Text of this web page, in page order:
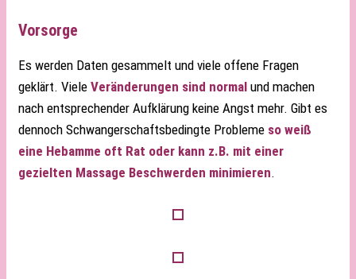
Vorsorge
Es werden Daten gesammelt und viele offene Fragen
geklärt. Viele Veränderungen sind normal und machen
nach entsprechender Aufklärung keine Angst mehr. Gibt es
dennoch Schwangerschaftsbedingte Probleme so weiß
eine Hebamme oft Rat oder kann z.B. mit einer
gezielten Massage Beschwerden minimieren.